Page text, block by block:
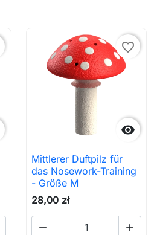

favorite_border
Mittlerer Duftpilz für
das Nosework-Training
- Größe M
28,00 zł
 